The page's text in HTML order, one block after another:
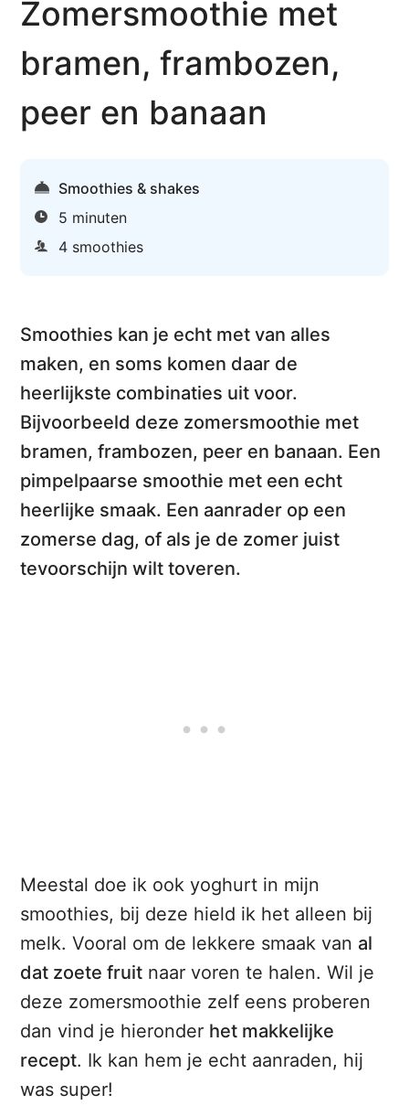
Zomersmoothie met
bramen, frambozen,
peer en banaan
Smoothies & shakes
5 minuten
4 smoothies
Smoothies kan je echt met van alles
maken, en soms komen daar de
heerlijkste combinaties uit voor.
Bijvoorbeeld deze zomersmoothie met
bramen, frambozen, peer en banaan. Een
pimpelpaarse smoothie met een echt
heerlijke smaak. Een aanrader op een
zomerse dag, of als je de zomer juist
tevoorschijn wilt toveren.
Meestal doe ik ook yoghurt in mijn
smoothies, bij deze hield ik het alleen bij
melk. Vooral om de lekkere smaak van al
dat zoete fruit naar voren te halen. Wil je
deze zomersmoothie zelf eens proberen
dan vind je hieronder het makkelijke
recept. Ik kan hem je echt aanraden, hij
was super!